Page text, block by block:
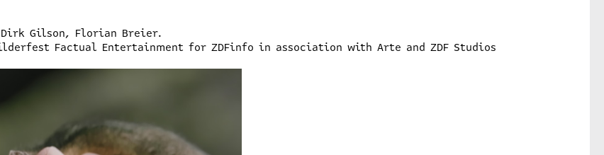
Dirk Gilson, Florian Breier.
Factual Entertainment for ZDFinfo in association with Arte and ZDF Studios